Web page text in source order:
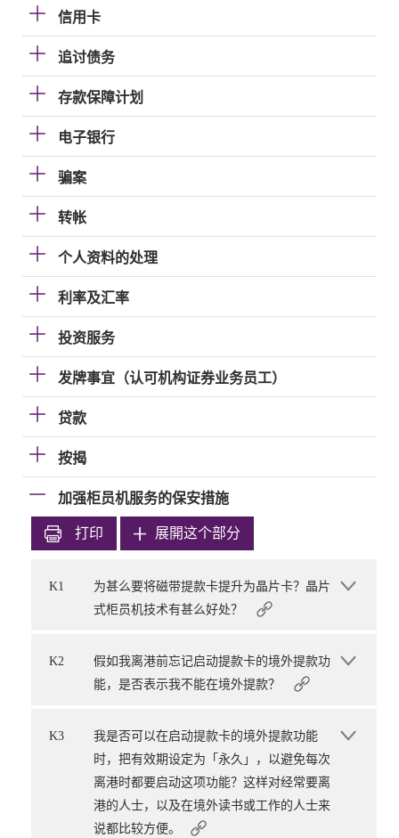
信用卡
追讨债务
存款保障计划
电子银行
骗案
转帐
个人资料的处理
利率及汇率
投资服务
发牌事宜（认可机构证券业务员工）
贷款
按揭
加强柜员机服务的保安措施
打印 展開这个部分
K1
为甚么要将磁带提款卡提升为晶片卡？晶片
式柜员机技术有甚么好处？
K2
假如我离港前忘记启动提款卡的境外提款功
能，是否表示我不能在境外提款？
K3
我是否可以在启动提款卡的境外提款功能
时，把有效期设定为「永久」，以避免每次
离港时都要启动这项功能？这样对经常要离
港的人士，以及在境外读书或工作的人士来
说都比较方便。